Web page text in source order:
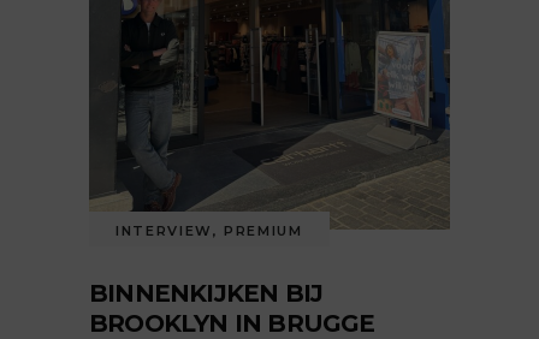
INTERVIEW , PREMIUM
BINNENKIJKEN BIJ
BROOKLYN IN BRUGGE